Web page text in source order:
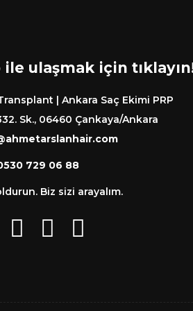
ulaşmak için
| Ankara Saç Ekimi PRP
Sk., 06460 Çankaya/Ankara
729 06 88
Biz sizi arayalım.